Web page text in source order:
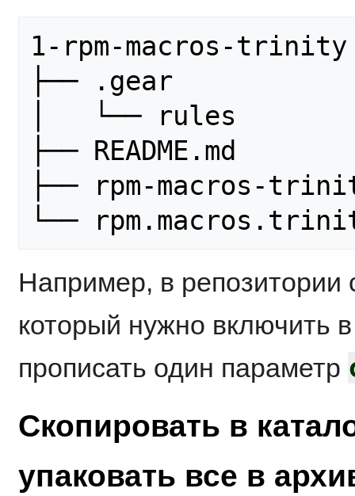
1-rpm-macros-trinity
├── .gear
│   └── rules
├── README.md
├── rpm-macros-
Например, в
который нужно включить
прописать один параметр
Скопировать в
упаковать все в